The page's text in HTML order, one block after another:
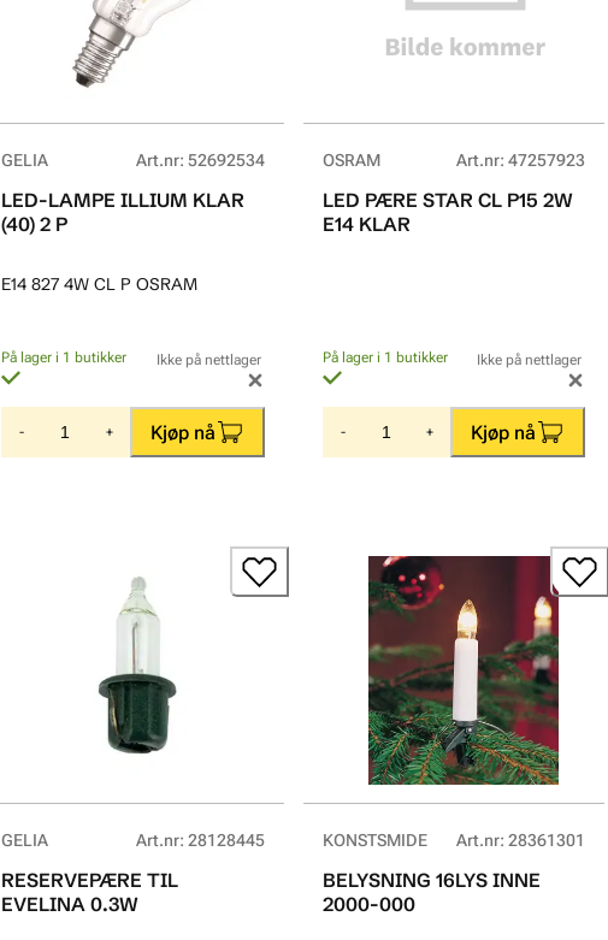
GELIA Art.nr: 52692534
LED-LAMPE ILLIUM KLAR
(40) 2 P
E14 827 4W CL P OSRAM
På lager i 1 butikker Ikke på nettlager
- + Kjøp nå
OSRAM Art.nr:47257923
LED PÆRE STAR CL P15 2W
E14 KLAR
På lager i 1 butikker Ikke på nettlager
- + Kjøp nå
GELIA Art.nr: 28128445
RESERVEPÆRE TIL
EVELINA 0.3W
KONSTSMIDE Art.nr:28361301
BELYSNING 16LYS INNE
2000-000